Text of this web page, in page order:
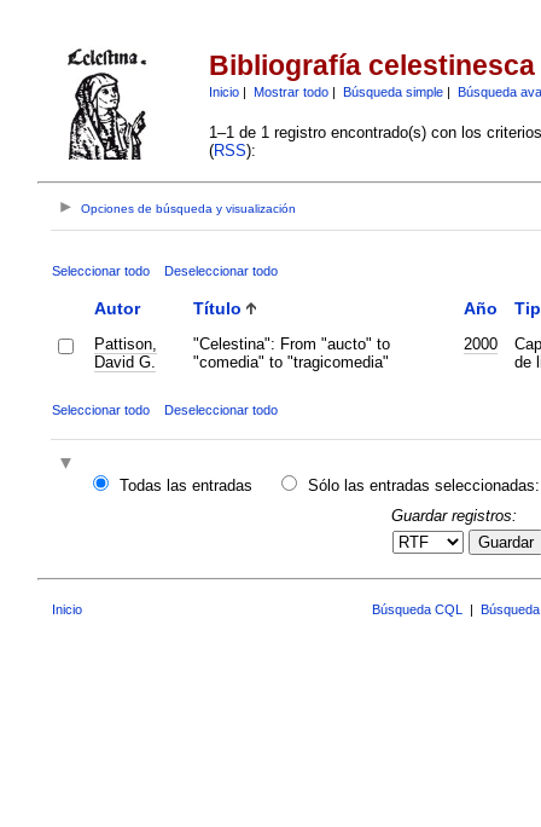
Bibliografía celestinesca
Inicio| Mostrar todo| Búsqueda simple| Búsqueda
1–1 de 1 registro encontrado(s) con los
(RSS):
Opciones de búsqueda y visualización
Seleccionar todo Deseleccionar todo
Autor Título Año
Pattison,
David G.
"Celestina": From "aucto" to
"comedia" to "tragicomedia"
2000
de
Seleccionar todo Deseleccionar todo
Todas las entradas
Sólo las entradas seleccionadas:
Guardar registros:
Guardar
Inicio Búsqueda CQL